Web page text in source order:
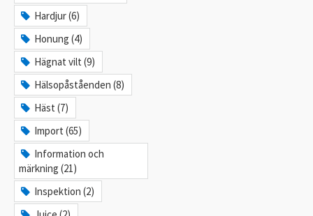
Hardjur (6)
Honung (4)
Hägnat vilt (9)
Hälsopåståenden (8)
Häst (7)
Import (65)
Information och
märkning (21)
Inspektion (2)